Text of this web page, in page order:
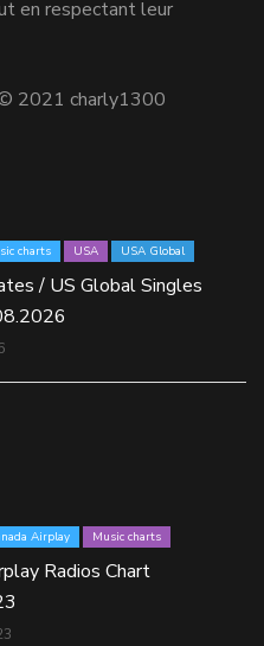
en respectant leur
2021 charly1300
charts USA USA Global
/ US Global Singles
Airplay Music charts
Radios Chart